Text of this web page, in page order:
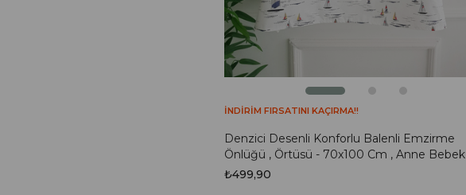
Denzici Desenli Konforlu Balenli Emzirme
Önlüğü , Örtüsü - 70x100 Cm , Anne Bebek
₺499,90
İNDİRİM FIRSATINI KAÇIRMA!!